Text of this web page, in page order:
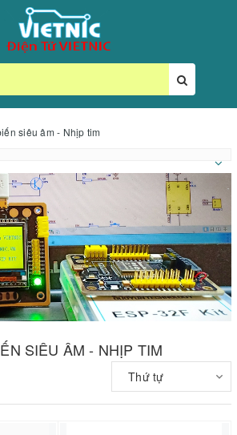
siêu âm - Nhịp tim
SIÊU ÂM - NHỊP TIM
Thứ tự